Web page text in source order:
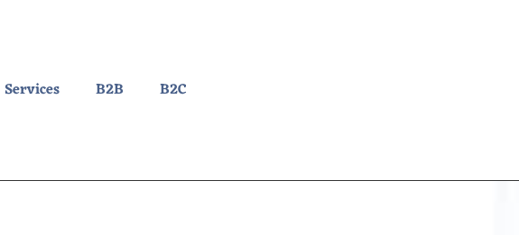
Services B2B B2C